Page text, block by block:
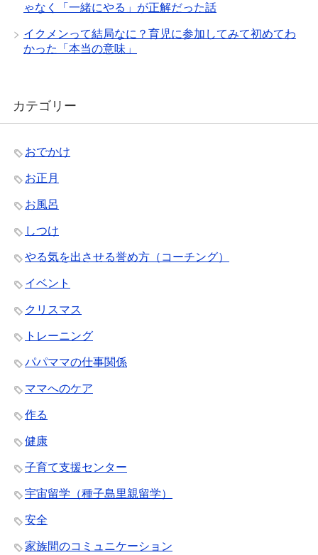
ゃなく「一緒にやる」が正解だった話
イクメンって結局なに？育児に参加してみて初めてわ
かった「本当の意味」
カテゴリー
おでかけ
お正月
お風呂
しつけ
やる気を出させる誉め方（コーチング）
イベント
クリスマス
トレーニング
パパママの仕事関係
ママへのケア
作る
健康
子育て支援センター
宇宙留学（種子島里親留学）
安全
家族間のコミュニケーション